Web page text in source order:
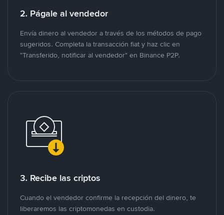
2. Págale al vendedor
Envía dinero al vendedor a través de los métodos de pago
sugeridos. Completa la transacción fiat y haz clic en
"Transferido, notificar al vendedor" en Binance P2P.
3. Recibe las criptos
Cuando el vendedor confirme la recepción del dinero, te
liberaremos las criptomonedas en custodia.